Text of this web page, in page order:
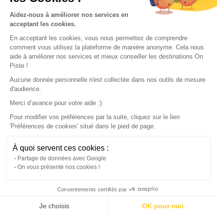
Continue with the app
Explore our Destinations
Aidez-nous à améliorer nos services en
acceptant les cookies.
En acceptant les cookies, vous nous permettez de comprendre
comment vous utilisez la plateforme de manière anonyme. Cela nous
aide à améliorer nos services et mieux conseiller les destinations On
Piste !
Aucune donnée personnelle n'est collectée dans nos outils de mesure
d'audience.
Merci d’avance pour votre aide :)
Pour modifier vos préférences par la suite, cliquez sur le lien
'Préférences de cookies' situé dans le pied de page.
À quoi servent ces cookies :
Partage de données avec Google
On vous présente nos cookies !
Consentements certifiés par
Je choisis OK pour moi